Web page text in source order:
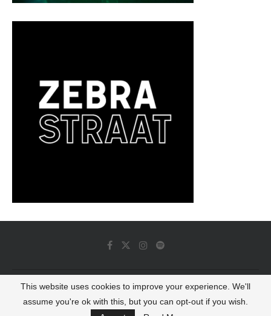
© 2022 - Luminous Dash All Rights Reserved
This website uses cookies to improve your experience. We'll
assume you're ok with this, but you can opt-out if you wish.